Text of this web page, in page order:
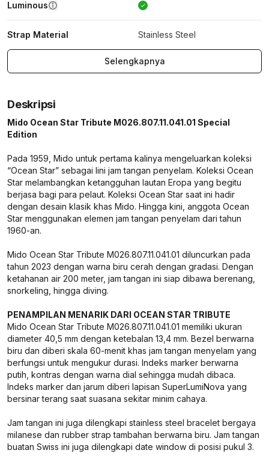
Luminous
Strap Material Stainless Steel
Selengkapnya
Deskripsi
Mido Ocean Star Tribute M026.807.11.041.01 Special
Edition
Pada 1959, Mido untuk pertama kalinya mengeluarkan koleksi
“Ocean Star” sebagai lini jam tangan penyelam. Koleksi Ocean
Star melambangkan ketangguhan lautan Eropa yang begitu
berjasa bagi para pelaut. Koleksi Ocean Star saat ini hadir
dengan desain klasik khas Mido. Hingga kini, anggota Ocean
Star menggunakan elemen jam tangan penyelam dari tahun
1960-an.
Mido Ocean Star Tribute M026.807.11.041.01 diluncurkan pada
tahun 2023 dengan warna biru cerah dengan gradasi. Dengan
ketahanan air 200 meter, jam tangan ini siap dibawa berenang,
snorkeling, hingga diving.
PENAMPILAN MENARIK DARI OCEAN STAR TRIBUTE
Mido Ocean Star Tribute M026.807.11.041.01 memiliki ukuran
diameter 40,5 mm dengan ketebalan 13,4 mm. Bezel berwarna
biru dan diberi skala 60-menit khas jam tangan menyelam yang
berfungsi untuk mengukur durasi. Indeks marker berwarna
putih, kontras dengan warna dial sehingga mudah dibaca.
Indeks marker dan jarum diberi lapisan SuperLumiNova yang
bersinar terang saat suasana sekitar minim cahaya.
Jam tangan ini juga dilengkapi stainless steel bracelet bergaya
milanese dan rubber strap tambahan berwarna biru. Jam tangan
buatan Swiss ini juga dilengkapi date window di posisi pukul 3.